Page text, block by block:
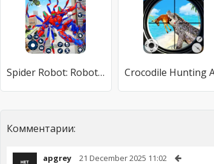
Spider Robot: Robot Car Games
Комментарии:
apgrey 21 December 2025 11:02